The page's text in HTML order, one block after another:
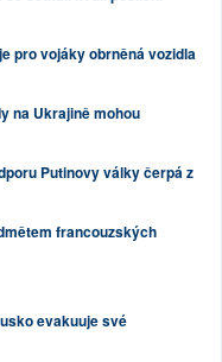
pro vojáky obrněná vozidla
na Ukrajině mohou
Putinovy války čerpá z
francouzských
evakuuje své